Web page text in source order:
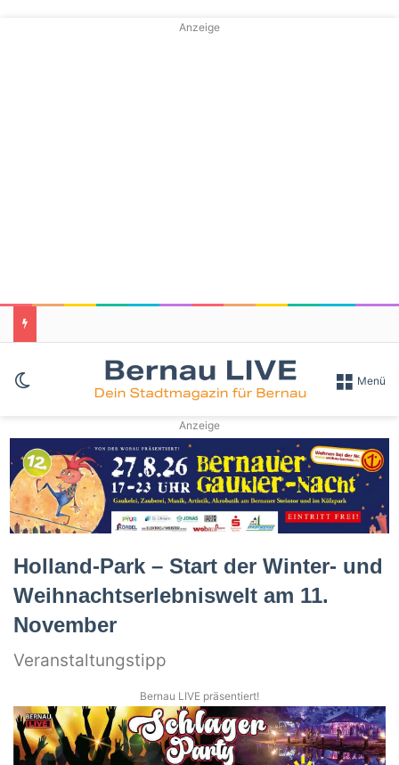
Anzeige
Skin umschalten Menü
Anzeige
Holland-Park – Start der Winter- und
Weihnachtserlebniswelt am 11.
November
Veranstaltungstipp
Bernau LIVE präsentiert!